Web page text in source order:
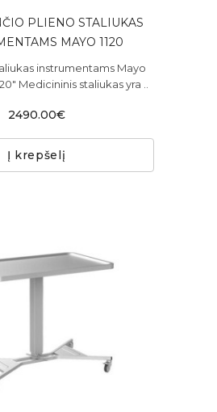
PLIENO STALIUKAS
MAYO 1120
instrumentams Mayo
Medicininis staliukas yra ..
2490.00€
Į krepšelį